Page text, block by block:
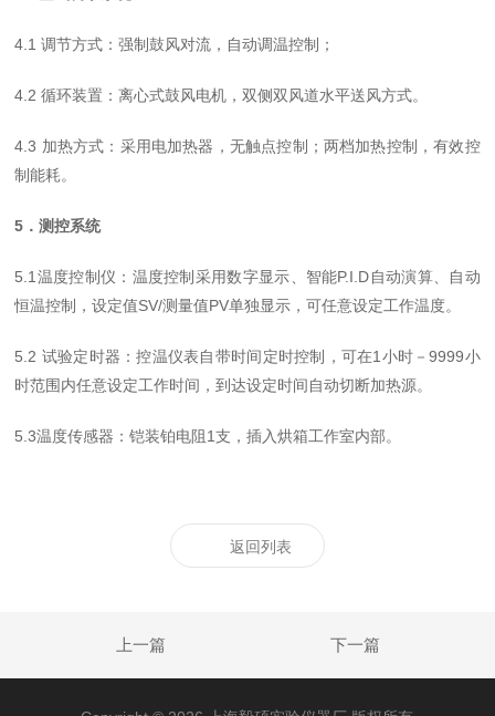
4.1 调节方式：强制鼓风对流，自动调温控制；
4.2 循环装置：离心式鼓风电机，双侧双风道水平送风方式。
4.3 加热方式：采用电加热器，无触点控制；两档加热控制，有效控
制能耗。
5．测控系统
5.1温度控制仪：温度控制采用数字显示、智能P.I.D自动演算、自动
恒温控制，设定值SV/测量值PV单独显示，可任意设定工作温度。
5.2 试验定时器：控温仪表自带时间定时控制，可在1小时－9999小
时范围内任意设定工作时间，到达设定时间自动切断加热源。
5.3温度传感器：铠装铂电阻1支，插入烘箱工作室内部。
返回列表
上一篇 下一篇